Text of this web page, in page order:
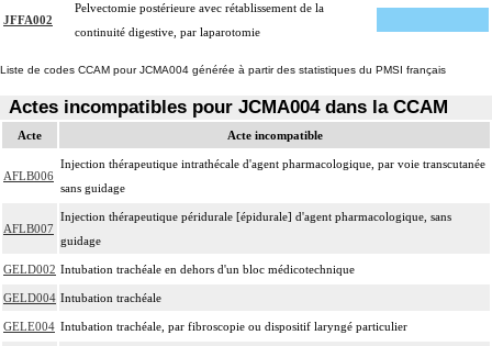
JFFA002
Pelvectomie postérieure avec rétablissement de la
continuité digestive, par laparotomie
Liste de codes CCAM pour JCMA004 générée à partir des statistiques du PMSI français
Actes incompatibles pour JCMA004 dans la CCAM
Acte Acte incompatible
AFLB006
Injection thérapeutique intrathécale d'agent pharmacologique, par voie transcutanée
sans guidage
AFLB007
Injection thérapeutique péridurale [épidurale] d'agent pharmacologique, sans
guidage
GELD002 Intubation trachéale en dehors d'un bloc médicotechnique
GELD004 Intubation trachéale
GELE004 Intubation trachéale, par fibroscopie ou dispositif laryngé particulier